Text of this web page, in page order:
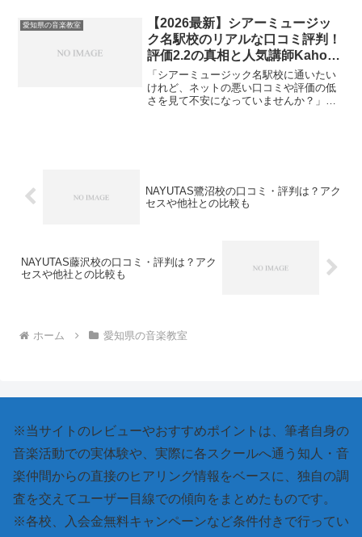
講師や通いやすい立地を確認するステッ
プが確実です。具体的には「...
愛知県の音楽教室
【2026最新】シアーミュージッ
ク名駅校のリアルな口コミ評判！
評価2.2の真相と人気講師Kaho先
生の噂を暴露
「シアーミュージック名駅校に通いたい
けれど、ネットの悪い口コミや評価の低
さを見て不安になっていませんか？」結
NAYUTAS鷺沼校の口コミ・評判は？アク
セスや他社との比較も
NAYUTAS藤沢校の口コミ・評判は？アク
セスや他社との比較も
ホーム 愛知県の音楽教室
※当サイトのレビューやおすすめポイントは、筆者自身の
音楽活動での実体験や、実際に各スクールへ通う知人・音
楽仲間からの直接のヒアリング情報をベースに、独自の調
査を交えてユーザー目線での傾向をまとめたものです。
※各校、入会金無料キャンペーンなど条件付きで行ってい